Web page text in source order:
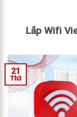
Lắp Wifi
21
Th3